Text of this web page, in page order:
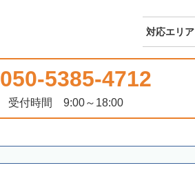
対応エリア
050-5385-4712
受付時間 9:00～18:00